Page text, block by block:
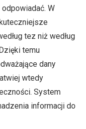
W
tez niż według
temu
dany
wtedy
System
informacji do